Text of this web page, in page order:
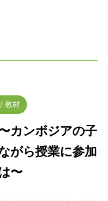
教材
カンボジアの子
がら授業に参加
〜